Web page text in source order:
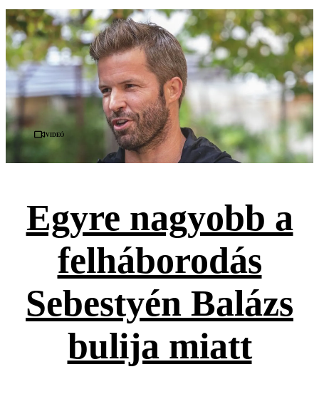
Videó
Egyre nagyobb a
felháborodás
Sebestyén Balázs
bulija miatt